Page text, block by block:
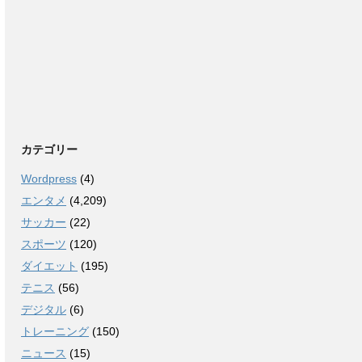
カテゴリー
Wordpress (4)
エンタメ (4,209)
サッカー (22)
スポーツ (120)
ダイエット (195)
テニス (56)
デジタル (6)
トレーニング (150)
ニュース (15)